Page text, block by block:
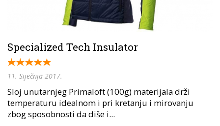
Specialized Tech Insulator
11. Siječnja 2017.
Sloj unutarnjeg Primaloft (100g) materijala drži
temperaturu idealnom i pri kretanju i mirovanju
zbog sposobnosti da diše i...